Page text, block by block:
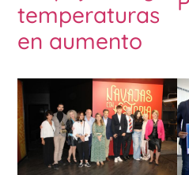
temperaturas
en aumento